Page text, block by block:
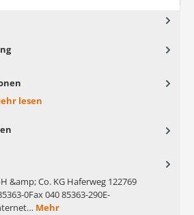
lesen
&amp; Co. KG Haferweg 122769
0Fax 040 85363-290E-
Mehr